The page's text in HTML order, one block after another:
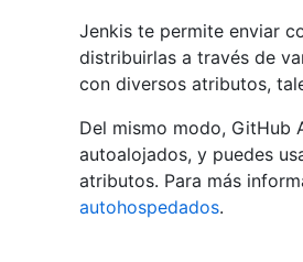
Jenkis te permite enviar
distribuirlas a través de
con diversos atributos,
Del mismo modo, GitHub
autoalojados, y puedes
atributos. Para más
autohospedados.